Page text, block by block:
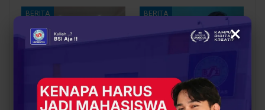
BERITA
Bukan Sekadar MoU
UBSI dan STT
BERITA
Smart Packaging
Berbasis QR Code Jadi
×